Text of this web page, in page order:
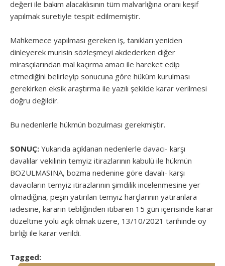
değeri ile bakım alacaklısının tüm malvarlığına oranı keşif
yapılmak suretiyle tespit edilmemiştir.
Mahkemece yapılması gereken iş, tanıkları yeniden
dinleyerek murisin sözleşmeyi akdederken diğer
mirasçılarından mal kaçırma amacı ile hareket edip
etmediğini belirleyip sonucuna göre hüküm kurulması
gerekirken eksik araştırma ile yazılı şekilde karar verilmesi
doğru değildir.
Bu nedenlerle hükmün bozulması gerekmiştir.
SONUÇ: Yukarıda açıklanan nedenlerle davacı- karşı
davalılar vekilinin temyiz itirazlarının kabulü ile hükmün
BOZULMASINA, bozma nedenine göre davalı- karşı
davacıların temyiz itirazlarının şimdilik incelenmesine yer
olmadığına, peşin yatırılan temyiz harçlarının yatıranlara
iadesine, kararın tebliğinden itibaren 15 gün içerisinde karar
düzeltme yolu açık olmak üzere, 13/10/2021 tarihinde oy
birliği ile karar verildi.
Tagged: